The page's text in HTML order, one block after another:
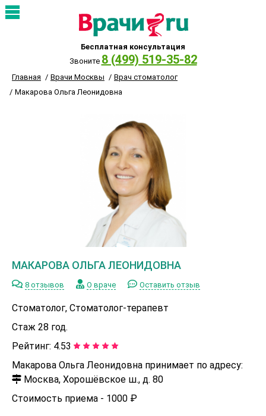
Бесплатная консультация
Звоните 8 (499) 519-35-82
Главная Врачи Москвы
Врач стоматолог
Макарова Ольга Леонидовна
МАКАРОВА ОЛЬГА ЛЕОНИДОВНА
8 отзывов О враче Оставить отзыв
Стоматолог, Стоматолог-терапевт
Стаж 28 год.
Рейтинг: 4.53
Макарова Ольга Леонидовна принимает по адресу:
Москва, Хорошёвское ш., д. 80
Стоимость приема - 1000 ₽